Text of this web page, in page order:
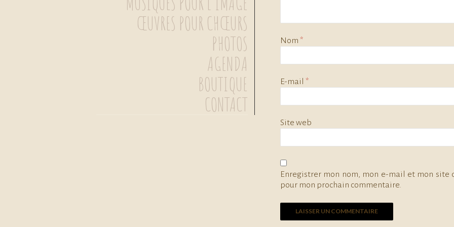
CONTENU
ŒUVRES POUR CHŒURS
PHOTOS
AGENDA
BOUTIQUE
CONTACT
Nom *
E-mail *
Site web
Enregistrer mon nom, mon e-mail et mon site
pour mon prochain commentaire.